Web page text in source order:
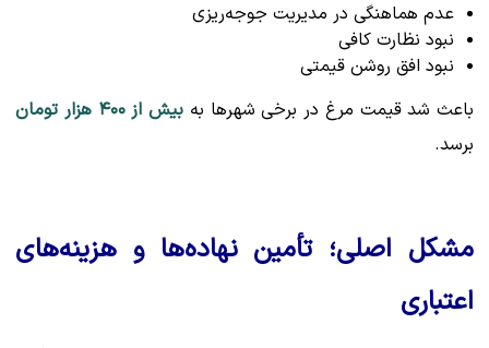
عدم هماهنگی در مدیریت جوجه‌ریزی
نبود نظارت کافی
نبود افق روشن قیمتی
باعث شد قیمت مرغ در برخی شهرها به بیش از ۴۰۰ هزار تومان
برسد.
مشکل اصلی؛ تأمین نهاده‌ها و هزینه‌های
اعتباری